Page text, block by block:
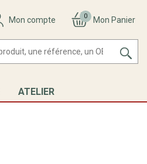
Mon compte 0 Mon Panier
ATELIER